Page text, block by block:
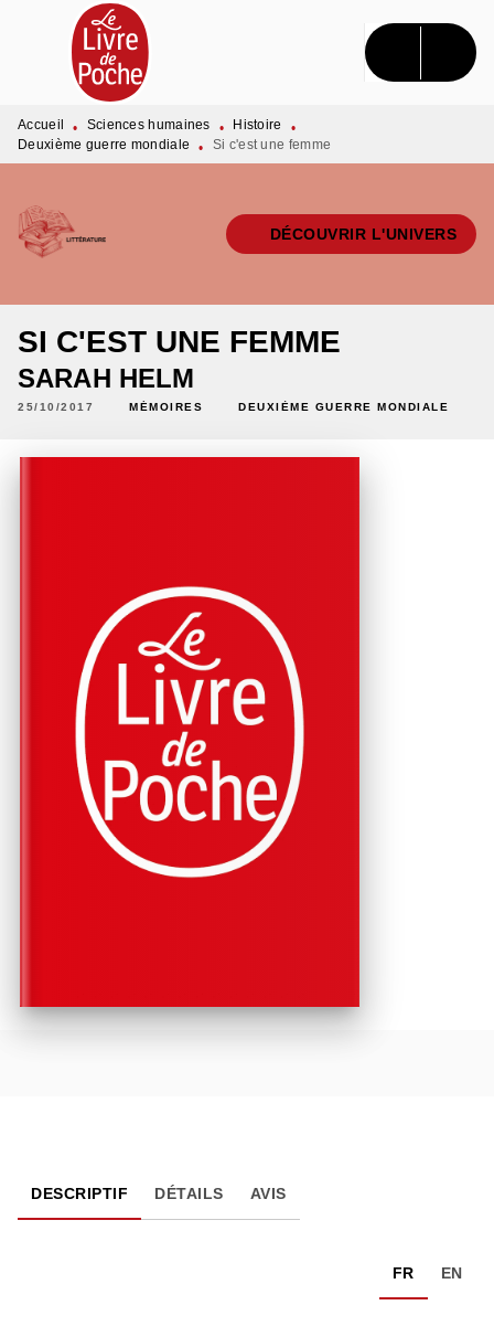
MENU RECHERCHE CONTENU
PIED DE PAGE
Accueil • Sciences humaines • Histoire
•
Deuxième guerre mondiale
• Si c'est une femme
DÉCOUVRIR L'UNIVERS
SI C'EST UNE FEMME
SARAH HELM
25/10/2017 MÉMOIRES DEUXIÈME GUERRE MONDIALE
DESCRIPTIF DÉTAILS AVIS
FR EN